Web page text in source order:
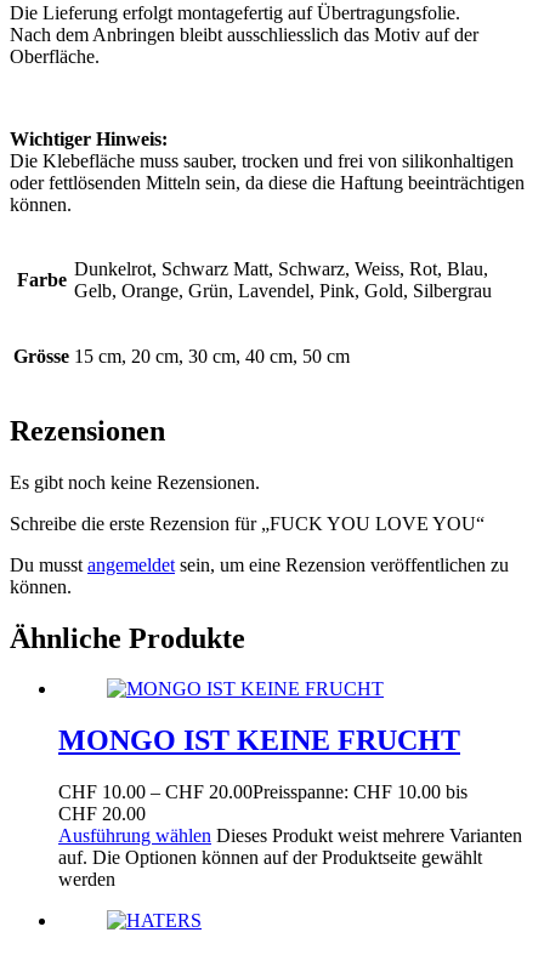
Die Lieferung erfolgt montagefertig auf Übertragungsfolie.
Nach dem Anbringen bleibt ausschliesslich das Motiv auf der
Oberfläche.
Wichtiger Hinweis:
Die Klebefläche muss sauber, trocken und frei von silikonhaltigen
oder fettlösenden Mitteln sein, da diese die Haftung beeinträchtigen
können.
Farbe
Dunkelrot, Schwarz Matt, Schwarz, Weiss, Rot, Blau,
Gelb, Orange, Grün, Lavendel, Pink, Gold, Silbergrau
Grösse 15 cm, 20 cm, 30 cm, 40 cm, 50 cm
Rezensionen
Es gibt noch keine Rezensionen.
Schreibe die erste Rezension für „FUCK YOU LOVE YOU“
Du musst angemeldet sein, um eine Rezension veröffentlichen zu
können.
Ähnliche Produkte
MONGO IST KEINE FRUCHT
CHF 10.00 – CHF 20.00Preisspanne: CHF 10.00 bis
CHF 20.00
Ausführung wählen Dieses Produkt weist mehrere Varianten
auf. Die Optionen können auf der Produktseite gewählt
werden